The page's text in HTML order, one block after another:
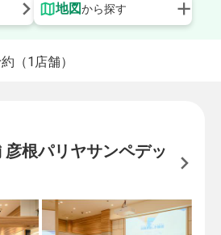
地図から探す
（1店舗）
根パリヤサンペデッ